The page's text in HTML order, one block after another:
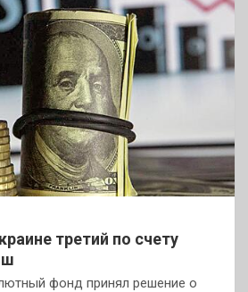
третий по счету
фонд принял решение о